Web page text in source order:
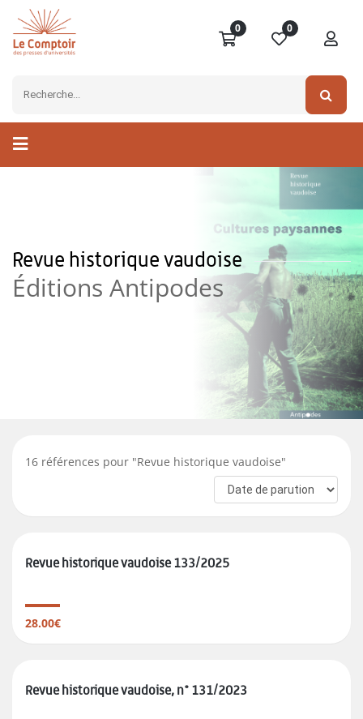
0 0
Revue historique vaudoise
Éditions Antipodes
16 références pour "Revue historique vaudoise"
Revue historique vaudoise 133/2025
28.00€
Revue historique vaudoise, n° 131/2023